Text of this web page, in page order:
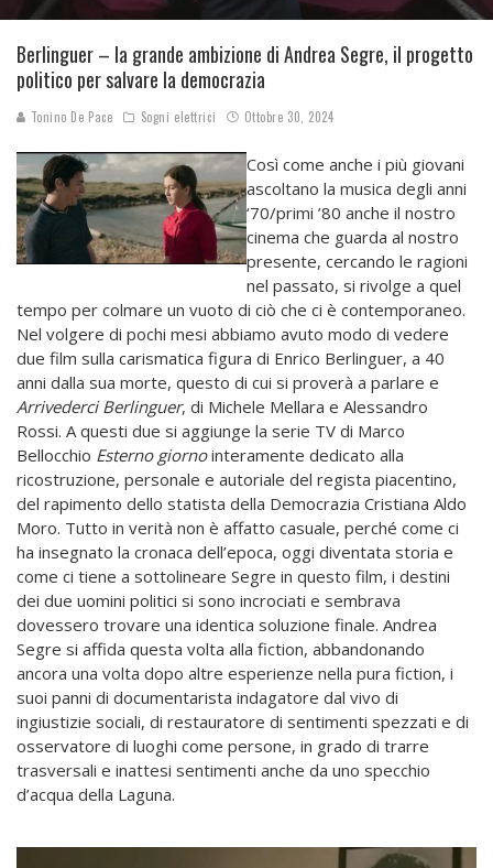
Berlinguer – la grande ambizione di Andrea Segre, il progetto
politico per salvare la democrazia
Tonino De Pace Sogni elettrici Ottobre 30, 2024
Così come anche i più giovani
ascoltano la musica degli anni
‘70/primi ’80 anche il nostro
cinema che guarda al nostro
presente, cercando le ragioni
nel passato, si rivolge a quel
tempo per colmare un vuoto di ciò che ci è contemporaneo.
Nel volgere di pochi mesi abbiamo avuto modo di vedere
due film sulla carismatica figura di Enrico Berlinguer, a 40
anni dalla sua morte, questo di cui si proverà a parlare e
Arrivederci Berlinguer, di Michele Mellara e Alessandro
Rossi. A questi due si aggiunge la serie TV di Marco
Bellocchio Esterno giornointeramente dedicato alla
ricostruzione, personale e autoriale del regista piacentino,
del rapimento dello statista della Democrazia Cristiana Aldo
Moro. Tutto in verità non è affatto casuale, perché come ci
ha insegnato la cronaca dell’epoca, oggi diventata storia e
come ci tiene a sottolineare Segre in questo film, i destini
dei due uomini politici si sono incrociati e sembrava
dovessero trovare una identica soluzione finale. Andrea
Segre si affida questa volta alla fiction, abbandonando
ancora una volta dopo altre esperienze nella pura fiction, i
suoi panni di documentarista indagatore dal vivo di
ingiustizie sociali, di restauratore di sentimenti spezzati e di
osservatore di luoghi come persone, in grado di trarre
trasversali e inattesi sentimenti anche da uno specchio
d’acqua della Laguna.